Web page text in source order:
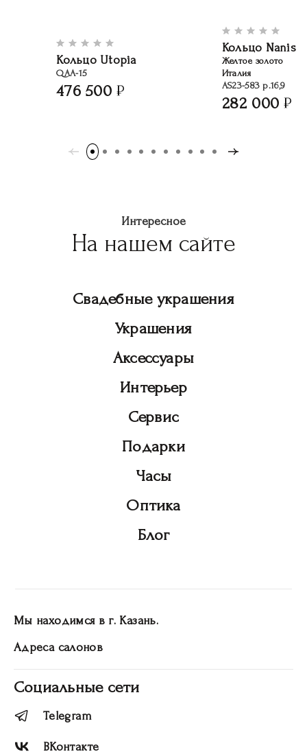
Кольцо Utopia
QAA-15
476 500
Кольцо Nanis
Желтое золото
Италия
AS23-583 р.16,9
282 000
Интересное
На нашем сайте
Свадебные украшения
Украшения
Аксессуары
Интерьер
Сервис
Подарки
Часы
Оптика
Блог
Мы находимся в г. Казань.
Адреса салонов
Социальные сети
Telegram
ВКонтакте